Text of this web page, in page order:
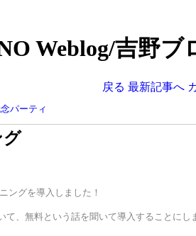
Weblog/吉野ブ
戻る 最新記事へ
パーティ
グ
ングを導入しました！
て、無料という話を聞いて導入することにし